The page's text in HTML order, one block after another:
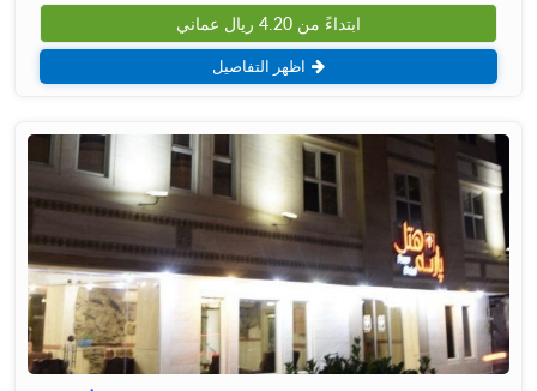
ابتداءً من 4.20 ريال عماني
اظهر التفاصيل